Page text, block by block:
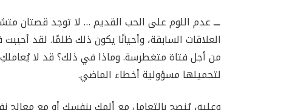
ـــعدم اللوم على الحب القديم … لا توجد قصتان
العلاقات السابقة، وأحيانًا يكون ذلك ظلمًا. لقد
من أجل فتاة متغطرسة. وماذا في ذلك؟ قد لا يُعاملكِ
لتحميلها مسؤولية أخطاء الماضي.